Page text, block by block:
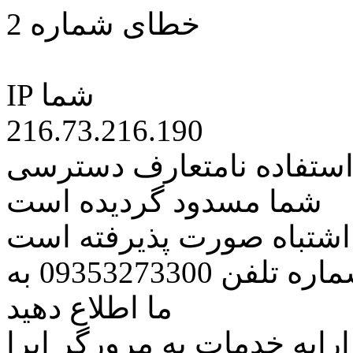
خطای شماره 2
IP شما
216.73.216.190
نامتعارف دسترسی
شما مسدود گردیده است
اشتباه صورت پذیرفته است
مراتب این مسئله را از طریق شماره تلفن 09353273300 به
ما اطلاع دهید
خدمات به مرورگر اپرا